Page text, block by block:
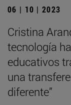
06 | 10 | 2023
Cristina
tecnología
educativos
una
diferente”